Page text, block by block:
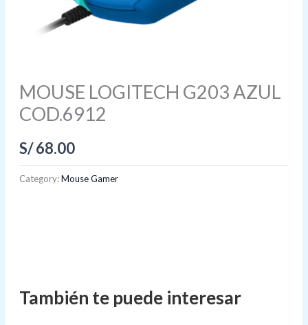
MOUSE LOGITECH G203 AZUL
COD.6912
S/68.00
Category:Mouse Gamer